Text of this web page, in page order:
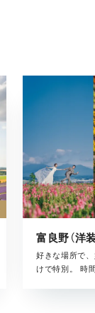
好きな場所で
けで特別。 時